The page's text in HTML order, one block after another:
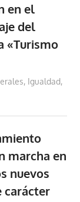
en el
del
«Turismo
, Igualdad,
marcha en
nuevos
carácter